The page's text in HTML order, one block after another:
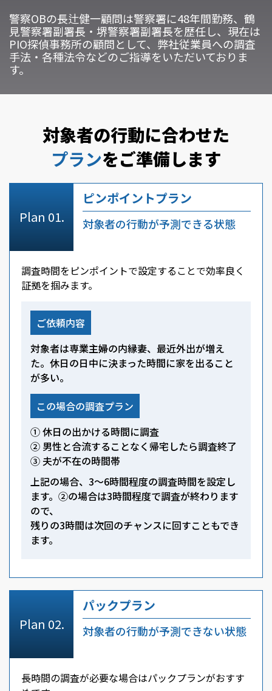
警察OBの長辻健一顧問は警察署に48年間勤務、鶴
見警察署副署長・堺警察署副署長を歴任し、現在は
PIO探偵事務所の顧問として、弊社従業員への調査
手法・各種法令などのご指導をいただいておりま
す。
対象者の行動に合わせた
プランをご準備します
ピンポイントプラン
対象者の行動が予測できる状態
調査時間をピンポイントで設定することで効率良く
証拠を掴みます。
ご依頼内容
対象者は専業主婦の内縁妻、最近外出が増え
た。休日の日中に決まった時間に家を出ること
が多い。
この場合の調査プラン
① 休日の出かける時間に調査
② 男性と合流することなく帰宅したら調査終了
③ 夫が不在の時間帯
上記の場合、3～6時間程度の調査時間を設定し
ます。②の場合は3時間程度で調査が終わります
ので、
残りの3時間は次回のチャンスに回すこともでき
ます。
パックプラン
対象者の行動が予測できない状態
長時間の調査が必要な場合はパックプランがおすす